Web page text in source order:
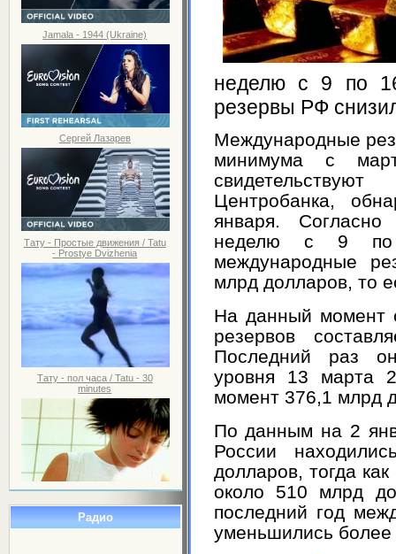
Jamala - 1944 (Ukraine)
Сергей Лазарев
Тату - Простые движения / Tatu
- Prostye Dvizhenia
Тату - пол часа / Tatu - 30
minutes
Радио
неделю с 9 по
резервы РФ
Международные
минимума с
Центробанка,
января.
неделю с 9 по
международные
млрд долларов, то
На данный момент
резервов
Последний раз
уровня 13 марта
момент 376,1 млрд
По данным на 2
России
долларов, тогда
около 510 млрд
последний год
уменьшились